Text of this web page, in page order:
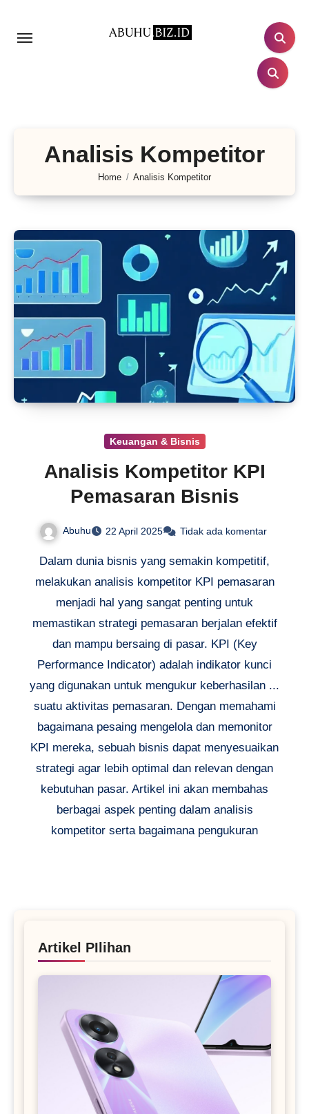
Analisis Kompetitor
Home Analisis Kompetitor
Keuangan & Bisnis
Analisis Kompetitor KPI
Pemasaran Bisnis
Abuhu 22 April 2025 Tidak ada komentar
Dalam dunia bisnis yang semakin kompetitif,
melakukan analisis kompetitor KPI pemasaran
menjadi hal yang sangat penting untuk
memastikan strategi pemasaran berjalan efektif
dan mampu bersaing di pasar. KPI (Key
Performance Indicator) adalah indikator kunci
yang digunakan untuk mengukur keberhasilan ...
suatu aktivitas pemasaran. Dengan memahami
bagaimana pesaing mengelola dan memonitor
KPI mereka, sebuah bisnis dapat menyesuaikan
strategi agar lebih optimal dan relevan dengan
kebutuhan pasar. Artikel ini akan membahas
berbagai aspek penting dalam analisis
kompetitor serta bagaimana pengukuran
Artikel PIlihan